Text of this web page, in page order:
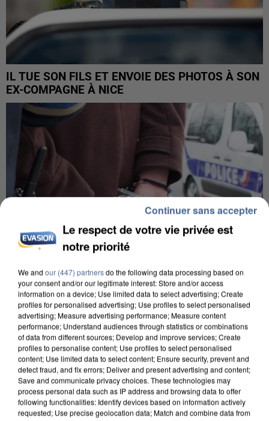
IL TUE SON FILS ET ENVOIE DES PHOTOS À SON
EX-COMPAGNE À NICE
L’UN DES FONDATEURS SUPPOSÉS DE LA DZ
MAFIA INTERPELLÉ EN ALGÉRIE
Le respect de votre vie privée est
notre priorité
We and our (447) partnersdo the following data processing based on
your consent and/or our legitimate interest: Store and/or access
information on a device; Use limited data to select advertising; Create
profiles for personalised advertising; Use profiles to select personalised
advertising; Measure advertising performance; Measure content
performance; Understand audiences through statistics or combinations
of data from different sources; Develop and improve services; Create
profiles to personalise content; Use profiles to select personalised
content; Use limited data to select content; Ensure security, prevent and
detect fraud, and fix errors; Deliver and present advertising and content;
Save and communicate privacy choices. These technologies may
process personal data such as IP address and browsing data to offer
following functionalities: Identify devices based on information actively
requested; Use precise geolocation data; Match and combine data from
Continuer sans accepter